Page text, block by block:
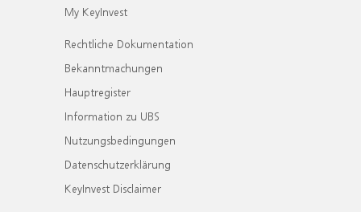
My KeyInvest
Rechtliche Dokumentation
Bekanntmachungen
Hauptregister
Information zu UBS
Nutzungsbedingungen
Datenschutzerklärung
KeyInvest Disclaimer